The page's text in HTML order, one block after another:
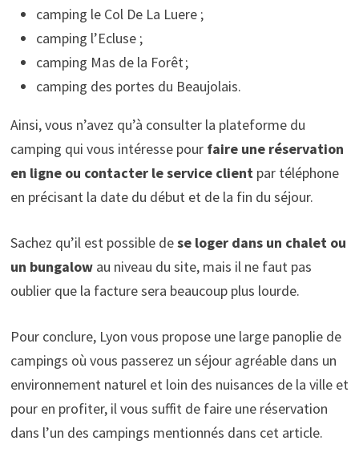
camping le Col De La Luere ;
camping l’Ecluse ;
camping Mas de la Forêt ;
camping des portes du Beaujolais.
Ainsi, vous n’avez qu’à consulter la plateforme du
camping qui vous intéresse pourfaire une réservation
en ligne ou contacter le service clientpar téléphone
en précisant la date du début et de la fin du séjour.
Sachez qu’il est possible dese loger dans un chalet ou
un bungalow au niveau du site, mais il ne faut pas
oublier que la facture sera beaucoup plus lourde.
Pour conclure, Lyon vous propose une large panoplie de
campings où vous passerez un séjour agréable dans un
environnement naturel et loin des nuisances de la ville et
pour en profiter, il vous suffit de faire une réservation
dans l’un des campings mentionnés dans cet article.